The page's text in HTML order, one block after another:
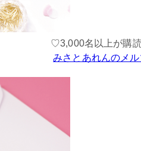
♡3,000名以上が購読
みさとあれんのメ